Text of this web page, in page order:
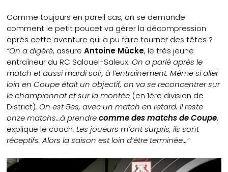
Comme toujours en pareil cas, on se demande
comment le petit poucet va gérer la décompression
après cette aventure qui a pu faire tourner des têtes ?
“On a digéré, assureAntoine Mücke, le très jeune
entraîneur du RC Salouël-Saleux.On a parlé après le
match et aussi mardi soir, à l’entraînement. Même si aller
loin en Coupe était un objectif, on va se reconcentrer sur
le championnat et sur la montée (en 1ère division de
District). On est 5es, avec un match en retard. Il reste
onze matchs…à prendrecomme des matchs de Coupe,
explique le coach. Les joueurs m’ont surpris, ils sont
réceptifs. Alors la saison est loin d’être terminée…”